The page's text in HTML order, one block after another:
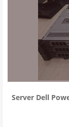
Server Dell